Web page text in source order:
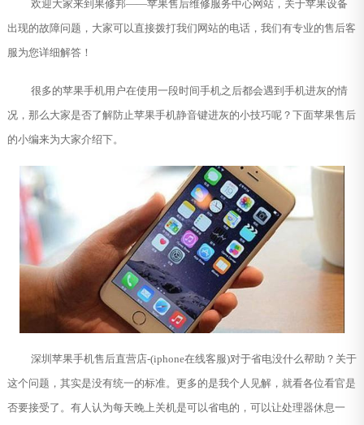
欢迎大家来到果修邦——苹果售后维修服务中心网站，关于苹果设备
出现的故障问题，大家可以直接拨打我们网站的电话，我们有专业的售后客
服为您详细解答！
很多的苹果手机用户在使用一段时间手机之后都会遇到手机进灰的情
况，那么大家是否了解防止苹果手机静音键进灰的小技巧呢？下面苹果售后
的小编来为大家介绍下。
深圳苹果手机售后直营店-(iphone在线客服)对于省电没什么帮助？关于
这个问题，其实是没有统一的标准。更多的是我个人见解，就看各位看官是
否要接受了。有人认为每天晚上关机是可以省电的，可以让处理器休息一